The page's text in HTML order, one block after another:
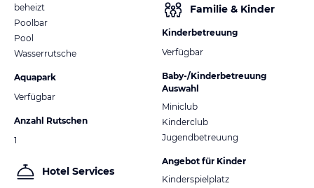
beheizt
Poolbar
Pool
Wasserrutsche
Aquapark
Verfügbar
Anzahl Rutschen
1
Hotel Services
Familie & Kinder
Kinderbetreuung
Verfügbar
Baby-/Kinderbetreuung
Auswahl
Miniclub
Kinderclub
Jugendbetreuung
Angebot für Kinder
Kinderspielplatz